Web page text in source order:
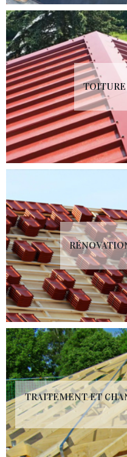
TOITURE
TRAITEMENT ET